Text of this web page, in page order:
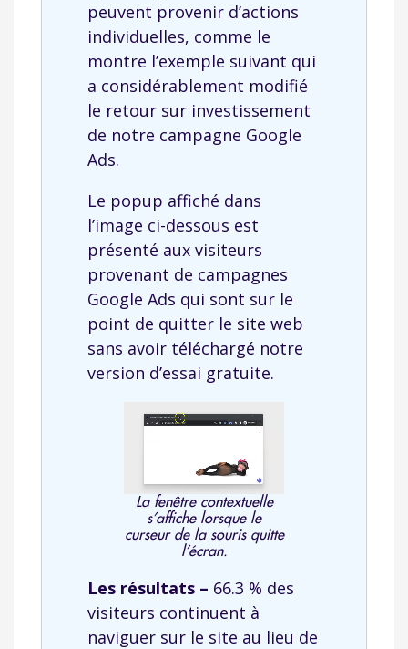
peuvent provenir d’actions
individuelles, comme le
montre l’exemple suivant qui
a considérablement modifié
le retour sur investissement
de notre campagne Google
Ads.
Le popup affiché dans
l’image ci-dessous est
présenté aux visiteurs
provenant de campagnes
Google Ads qui sont sur le
point de quitter le site web
sans avoir téléchargé notre
version d’essai gratuite.
La fenêtre contextuelle
s’affiche lorsque le
curseur de la souris quitte
l’écran.
Les résultats – 66.3 % des
visiteurs continuent à
naviguer sur le site au lieu de